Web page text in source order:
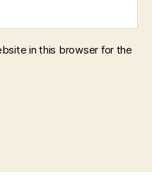
in this browser for the